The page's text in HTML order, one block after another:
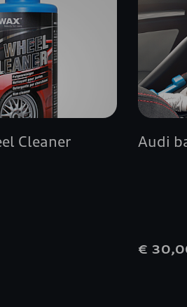
Cleaner
Audi
€